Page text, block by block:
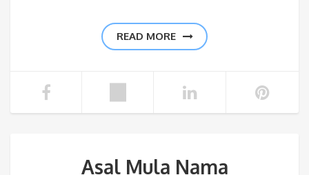
READ MORE
Asal Mula Nama